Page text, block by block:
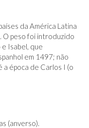
da América Latina
O peso foi introduzido
Isabel, que
em 1497; não
época de Carlos I (o
(anverso).